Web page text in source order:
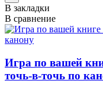
В закладки
В сравнение
Игра по вашей
точь-в-точь по